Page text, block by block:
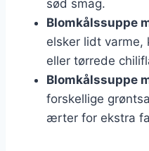
sød smag.
Blomkålssuppe
elsker lidt
eller tørrede
Blomkålssuppe
forskellige
ærter for ekstra